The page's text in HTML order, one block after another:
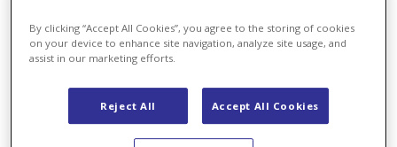
Hinsicht ausserordentlich. Dank der internationalen
Diversifikation unseres Geschäfts sowie den
Einsatz unserer Mitarbeitenden gelang es uns, in
diesem sehr anspruchsvollen Umfeld ein gutes
Ergebnis zu erzielen. Wir konnten auch die massiv
By clicking “Accept All Cookies”, you agree to the storing of cookies
on your device to enhance site navigation, analyze site usage, and
assist in our marketing efforts.
Reject All Accept All Cookies